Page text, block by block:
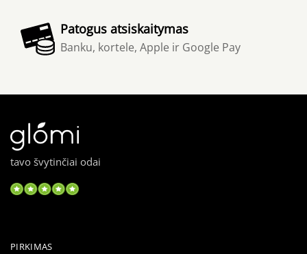
Patogus atsiskaitymas
Banku, kortele, Apple ir Google Pay
tavo švytinčiai odai
PIRKIMAS